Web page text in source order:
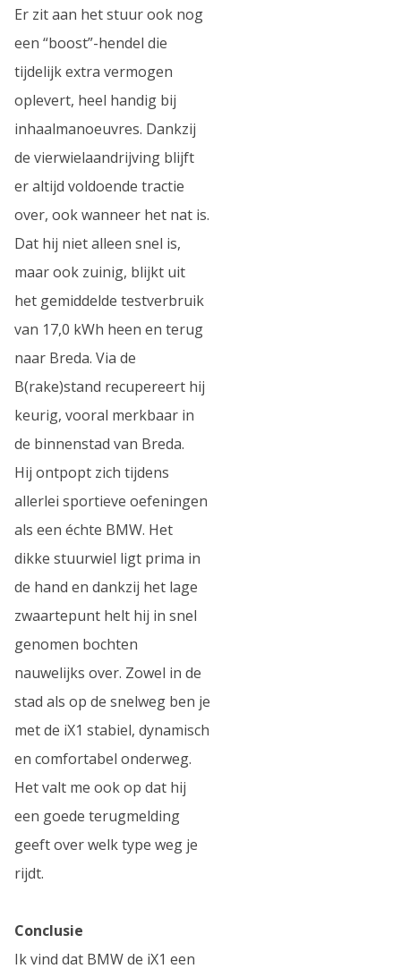
Er zit aan het stuur ook nog
een “boost”-hendel die
tijdelijk extra vermogen
oplevert, heel handig bij
inhaalmanoeuvres. Dankzij
de vierwielaandrijving blijft
er altijd voldoende tractie
over, ook wanneer het nat is.
Dat hij niet alleen snel is,
maar ook zuinig, blijkt uit
het gemiddelde testverbruik
van 17,0 kWh heen en terug
naar Breda. Via de
B(rake)stand recupereert hij
keurig, vooral merkbaar in
de binnenstad van Breda.
Hij ontpopt zich tijdens
allerlei sportieve oefeningen
als een échte BMW. Het
dikke stuurwiel ligt prima in
de hand en dankzij het lage
zwaartepunt helt hij in snel
genomen bochten
nauwelijks over. Zowel in de
stad als op de snelweg ben je
met de iX1 stabiel, dynamisch
en comfortabel onderweg.
Het valt me ook op dat hij
een goede terugmelding
geeft over welk type weg je
rijdt.
Conclusie
Ik vind dat BMW de iX1 een